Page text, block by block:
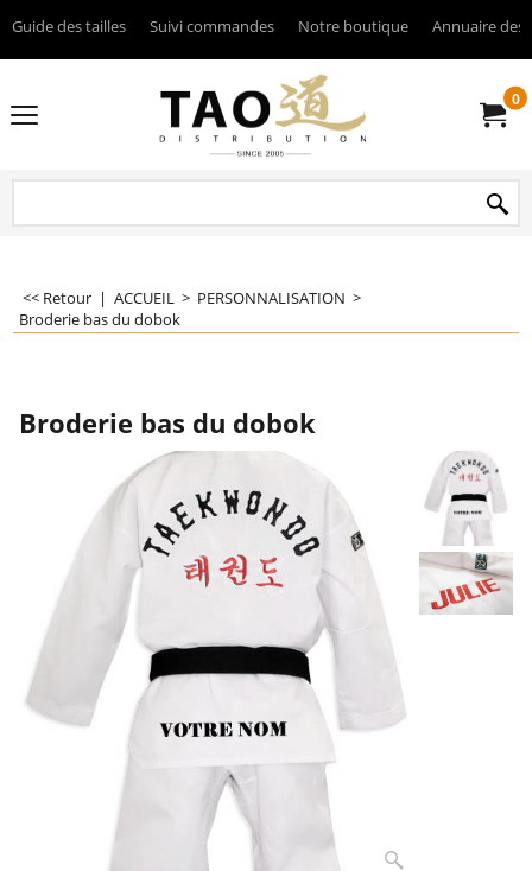
Guide des tailles Suivi commandes Notre boutique Annuaire des
0
<< Retour | ACCUEIL > PERSONNALISATION >
Broderie bas du dobok
Broderie bas du dobok